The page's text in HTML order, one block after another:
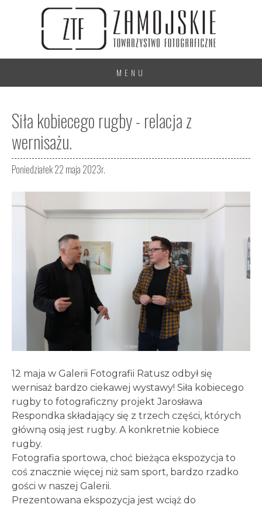
MENU
Siła kobiecego rugby - relacja z
wernisażu.
Poniedziałek 22 maja 2023r.
12 maja w Galerii Fotografii Ratusz odbył się
wernisaż bardzo ciekawej wystawy! Siła kobiecego
rugby to fotograficzny projekt Jarosława
Respondka składający się z trzech części, których
główną osią jest rugby. A konkretnie kobiece
rugby.
Fotografia sportowa, choć bieżąca ekspozycja to
coś znacznie więcej niż sam sport, bardzo rzadko
gości w naszej Galerii.
Prezentowana ekspozycja jest wciąż do